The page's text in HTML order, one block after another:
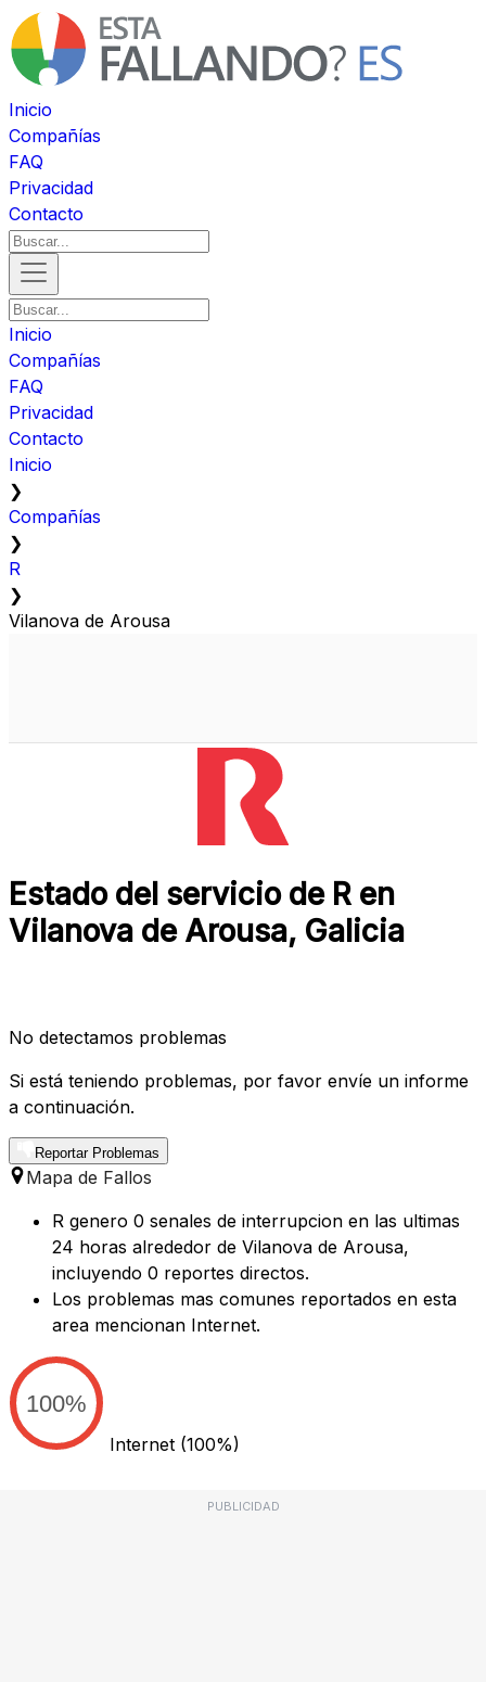
Inicio
Compañías
FAQ
Privacidad
Contacto
Inicio
Compañías
FAQ
Privacidad
Contacto
Inicio
❯
Compañías
❯
R
❯
Vilanova de Arousa
Estado del servicio de R en
Vilanova de Arousa, Galicia
No detectamos problemas
Si está teniendo problemas, por favor envíe un informe
a continuación.
Reportar Problemas
Mapa de Fallos
R genero 0 senales de interrupcion en las ultimas
24 horas alrededor de Vilanova de Arousa,
incluyendo 0 reportes directos.
Los problemas mas comunes reportados en esta
area mencionan Internet.
100%
Internet (100%)
PUBLICIDAD